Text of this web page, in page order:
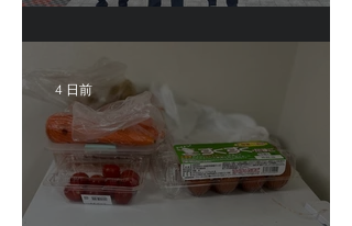
4 日前